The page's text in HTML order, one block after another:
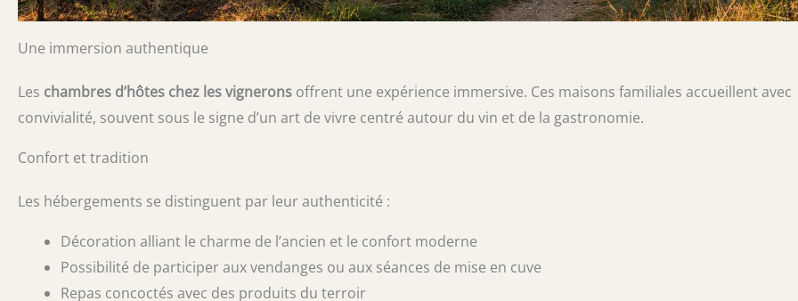
Une immersion authentique
Les chambres d’hôtes chez les vignerons offrent une expérience immersive. Ces maisons familiales accueillent avec
convivialité, souvent sous le signe d’un art de vivre centré autour du vin et de la gastronomie.
Confort et tradition
Les hébergements se distinguent par leur authenticité :
Décoration alliant le charme de l’ancien et le confort moderne
Possibilité de participer aux vendanges ou aux séances de mise en cuve
Repas concoctés avec des produits du terroir